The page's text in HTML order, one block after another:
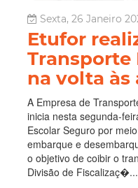
Sexta, 26 Janeiro
Etufor
Transporte
na volta às
A Empresa de
inicia nesta segunda-
Escolar Seguro por
embarque e
o objetivo de coibir o
Divisão de Fiscalizaç�...